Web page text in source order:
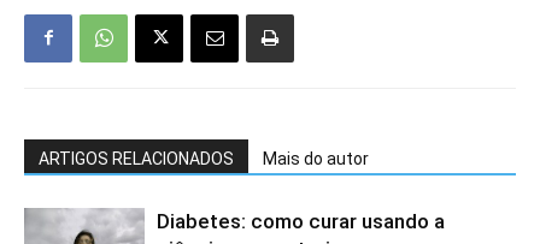
ARTIGOS RELACIONADOS Mais do autor
Diabetes: como curar usando a